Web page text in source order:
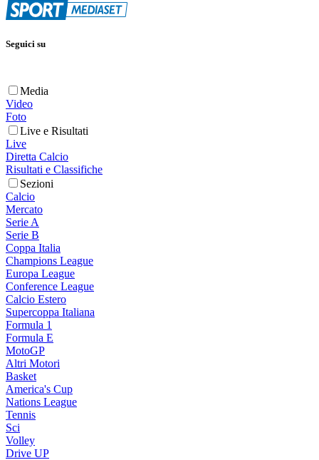
Seguici su
Media
Video
Foto
Live e Risultati
Live
Diretta Calcio
Risultati e Classifiche
Sezioni
Calcio
Mercato
Serie A
Serie B
Coppa Italia
Champions League
Europa League
Conference League
Calcio Estero
Supercoppa Italiana
Formula 1
Formula E
MotoGP
Altri Motori
Basket
America's Cup
Nations League
Tennis
Sci
Volley
Drive UP